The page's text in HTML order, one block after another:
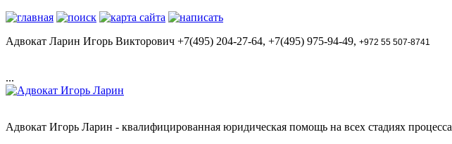
Адвокат Ларин Игорь Викторович +7(495) 204-27-64, +7(495) 975-94-49, +972 55 507-8741
...
Адвокат Игорь Ларин - квалифицированная юридическая помощь на всех стадиях процесса